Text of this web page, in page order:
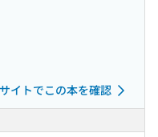
イトでこの本を確認